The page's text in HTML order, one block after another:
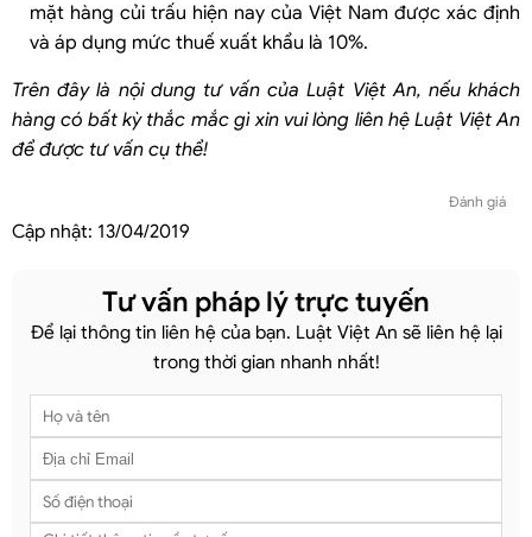
mặt hàng củi trấu hiện nay của Việt Nam được xác định
và áp dụng mức thuế xuất khẩu là 10%.
Trên đây là nội dung tư vấn của Luật Việt An, nếu khách
hàng có bất kỳ thắc mắc gì xin vui lòng liên hệ Luật Việt An
để được tư vấn cụ thể!
Đánh giá
Cập nhật: 13/04/2019
Tư vấn pháp lý trực tuyến
Để lại thông tin liên hệ của bạn. Luật Việt An sẽ liên hệ lại
trong thời gian nhanh nhất!